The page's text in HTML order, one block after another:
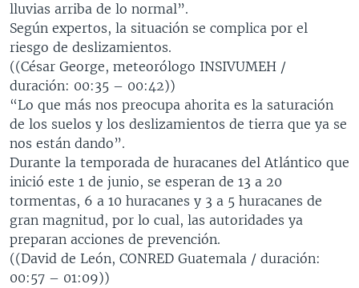
lluvias arriba de lo normal”.
Según expertos, la situación se complica por el
riesgo de deslizamientos.
((César George, meteorólogo INSIVUMEH /
duración: 00:35 – 00:42))
“Lo que más nos preocupa ahorita es la saturación
de los suelos y los deslizamientos de tierra que ya se
nos están dando”.
Durante la temporada de huracanes del Atlántico que
inició este 1 de junio, se esperan de 13 a 20
tormentas, 6 a 10 huracanes y 3 a 5 huracanes de
gran magnitud, por lo cual, las autoridades ya
preparan acciones de prevención.
((David de León, CONRED Guatemala / duración:
00:57 – 01:09))